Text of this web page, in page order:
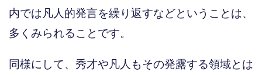
内では凡人的発言を繰り返すなどということは、
多くみられることです。
同様にして、秀才や凡人もその発露する領域とは